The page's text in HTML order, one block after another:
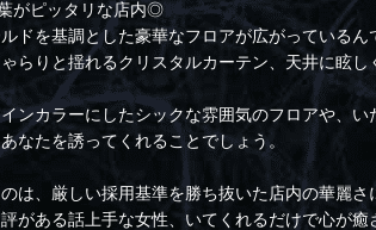
がピッタリな店内◎
ドを基調とした豪華なフロアが広がっているん
らりと揺れるクリスタルカーテン、天井に眩
ンカラーにしたシックな雰囲気のフロアや、
なたを誘ってくれることでしょう。
は、厳しい採用基準を勝ち抜いた店内の華麗さ
がある話上手な女性、いてくれるだけで心が